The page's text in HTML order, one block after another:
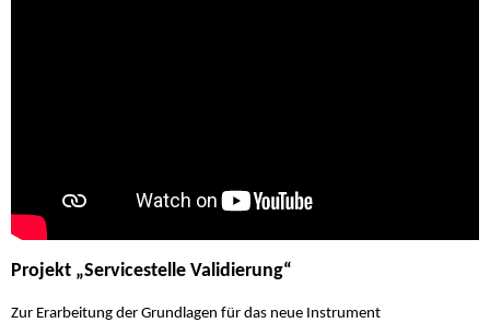
Projekt „Servicestelle Validierung“
Zur Erarbeitung der Grundlagen für das neue Instrument